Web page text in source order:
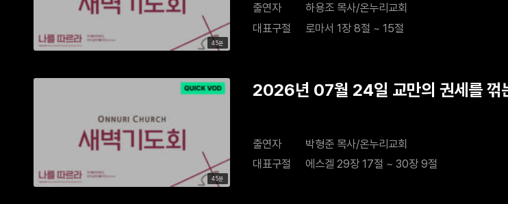
45분
출연자
하용조 목사/온누리교회
대표구절
로마서 1장 8절 ~ 15절
45분
2026년 07월 24일 교만의 권세를 꺾
출연자
박형준 목사/온누리교회
대표구절
에스겔 29장 17절 ~ 30장 9절